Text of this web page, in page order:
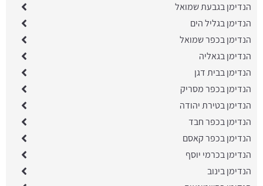
הנדימן בגבעת שמואל
הנדימן בגליל הים
הנדימן בכפר שמואל
הנדימן בגאליה
הנדימן בבית דגן
הנדימן בכפר מסריק
הנדימן בטירת יהודה
הנדימן בכפר חבד
הנדימן בכפר קאסם
הנדימן בכרמי יוסף
הנדימן בינוב